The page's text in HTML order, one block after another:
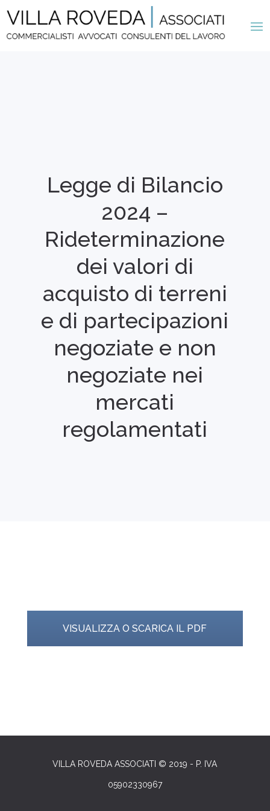
Legge di Bilancio
2024 –
Rideterminazione
dei valori di
acquisto di terreni
e di partecipazioni
negoziate e non
negoziate nei
mercati
regolamentati
VISUALIZZA O SCARICA IL PDF
VILLA ROVEDA ASSOCIATI © 2019 - P. IVA
05902330967